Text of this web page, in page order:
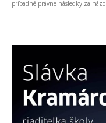
prípadné právne následky za